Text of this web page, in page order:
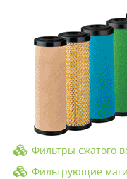
Фильтры сжатого
Фильтрующие